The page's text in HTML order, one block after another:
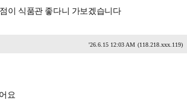
이 식품관 좋다니 가보겠습니다
'26.6.15 12:03 AM (118.218.xxx.119)
요